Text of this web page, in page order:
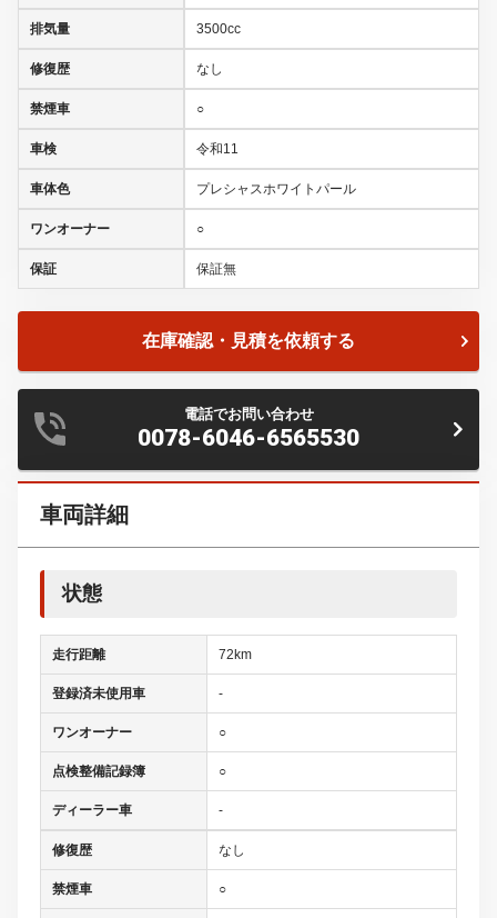
排気量 3500cc
修復歴 なし
禁煙車 ○
車検 令和11
車体色 プレシャスホワイトパール
ワンオーナー ○
保証 保証無
在庫確認・見積を依頼する
電話でお問い合わせ
0078-6046-6565530
車両詳細
状態
走行距離 72km
登録済未使用車 -
ワンオーナー ○
点検整備記録簿 ○
ディーラー車 -
修復歴 なし
禁煙車 ○